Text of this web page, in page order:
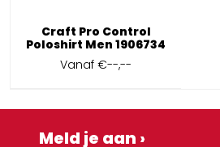
Craft Pro Control
Poloshirt Men 1906734
Vanaf€--,--
Meld je aan ›